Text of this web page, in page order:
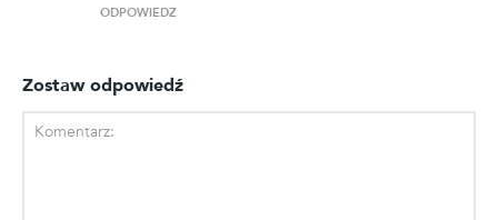
ODPOWIEDZ
Zostaw odpowiedź